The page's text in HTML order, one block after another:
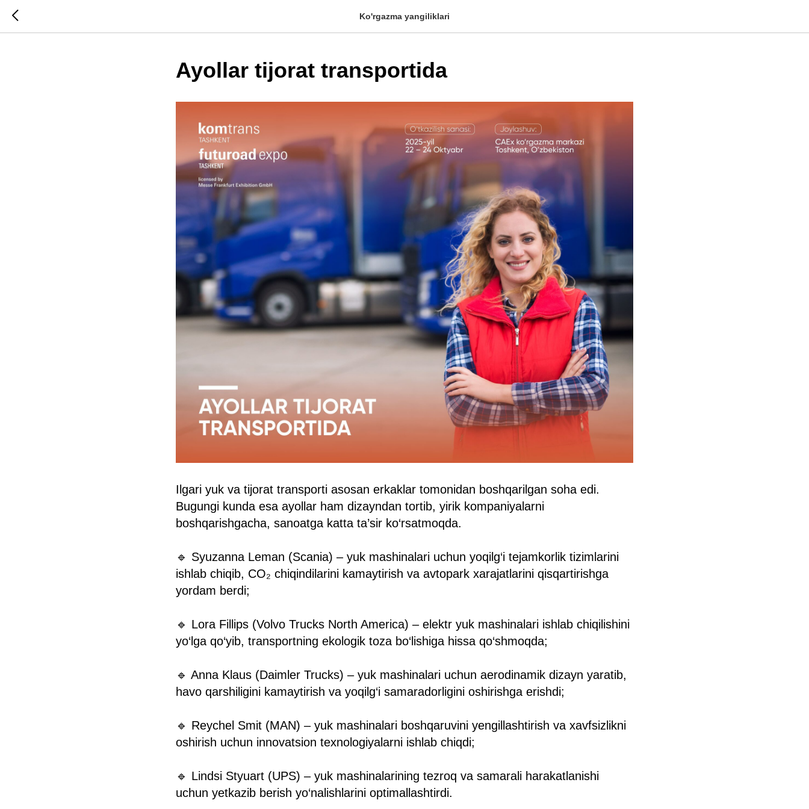
Ko'rgazma yangiliklari
Ayollar tijorat transportida
Ilgari yuk va tijorat transporti asosan erkaklar tomonidan boshqarilgan soha edi.
Bugungi kunda esa ayollar ham dizayndan tortib, yirik kompaniyalarni
boshqarishgacha, sanoatga katta ta’sir ko‘rsatmoqda.
🔹 Syuzanna Leman (Scania) – yuk mashinalari uchun yoqilg‘i tejamkorlik tizimlarini
ishlab chiqib, CO₂ chiqindilarini kamaytirish va avtopark xarajatlarini qisqartirishga
yordam berdi;
🔹 Lora Fillips (Volvo Trucks North America) – elektr yuk mashinalari ishlab chiqilishini
yo‘lga qo‘yib, transportning ekologik toza bo‘lishiga hissa qo‘shmoqda;
🔹 Anna Klaus (Daimler Trucks) – yuk mashinalari uchun aerodinamik dizayn yaratib,
havo qarshiligini kamaytirish va yoqilg‘i samaradorligini oshirishga erishdi;
🔹 Reychel Smit (MAN) – yuk mashinalari boshqaruvini yengillashtirish va xavfsizlikni
oshirish uchun innovatsion texnologiyalarni ishlab chiqdi;
🔹 Lindsi Styuart (UPS) – yuk mashinalarining tezroq va samarali harakatlanishi
uchun yetkazib berish yo‘nalishlarini optimallashtirdi.